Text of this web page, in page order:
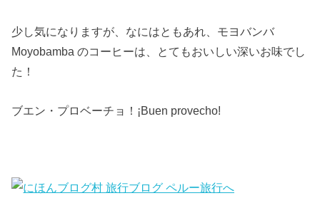
少し気になりますが、なにはともあれ、モヨバンバ
Moyobamba のコーヒーは、とてもおいしい深いお味でし
た！
ブエン・プロベーチョ！¡Buen provecho!